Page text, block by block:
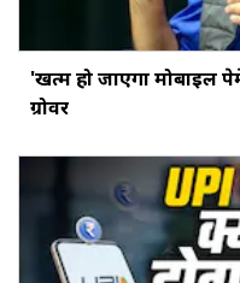
'खत्‍म हो जाएगा मोबाइल
ग्रोवर